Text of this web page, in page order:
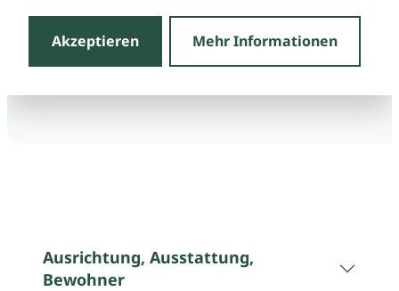
Akzeptieren Mehr Informationen
Ausrichtung, Ausstattung,
Bewohner